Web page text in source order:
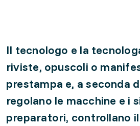
Il tecnologo e la
riviste, opuscoli o
prestampa e, a seconda
regolano le macchine e i
preparatori, controllano